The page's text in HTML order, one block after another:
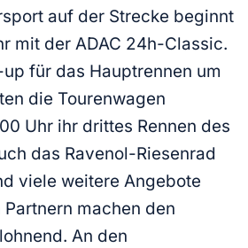
auf der Strecke beginnt
mit der ADAC 24h-Classic.
für das Hauptrennen um
die Tourenwagen
Uhr ihr drittes Rennen des
das Ravenol-Riesenrad
viele weitere Angebote
machen den
An den